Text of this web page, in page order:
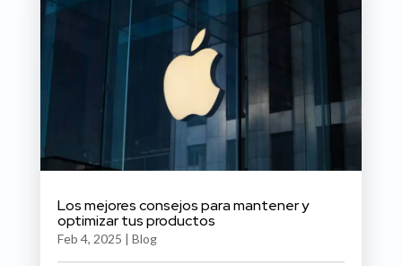
Los mejores consejos para mantener y
optimizar tus productos
Feb 4, 2025 | Blog